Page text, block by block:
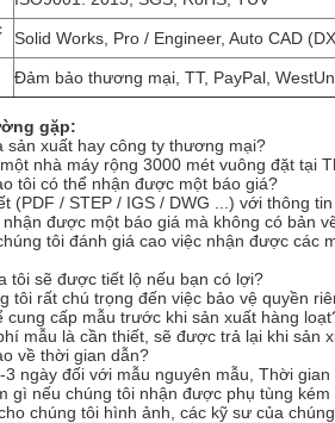
Solid Works, Pro / Engineer, Auto CAD
Đảm bảo thương mại, TT, PayPal,
gặp:
sản xuất hay công ty thương mại?
nhà máy rộng 3000 mét vuông đặt tại
tôi có thể nhận được một báo giá?
(PDF / STEP / IGS / DWG ...) với thông
được một báo giá mà không có bản
tôi đánh giá cao việc nhận được các
tôi sẽ được tiết lộ nếu bạn có lợi?
tôi rất chú trọng đến việc bảo vệ quyền
cung cấp mẫu trước khi sản xuất hàng
mẫu là cần thiết, sẽ được trả lại khi sản
về thời gian dẫn?
3 ngày đối với mẫu nguyên mẫu, Thời
gì nếu chúng tôi nhận được phụ tùng
chúng tôi hình ảnh, các kỹ sư của